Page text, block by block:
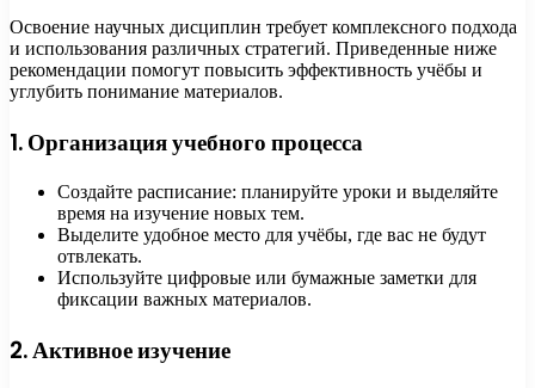
Освоение научных дисциплин требует комплексного подхода
и использования различных стратегий. Приведенные ниже
рекомендации помогут повысить эффективность учёбы и
углубить понимание материалов.
1. Организация учебного процесса
Создайте расписание: планируйте уроки и выделяйте
время на изучение новых тем.
Выделите удобное место для учёбы, где вас не будут
отвлекать.
Используйте цифровые или бумажные заметки для
фиксации важных материалов.
2. Активное изучение